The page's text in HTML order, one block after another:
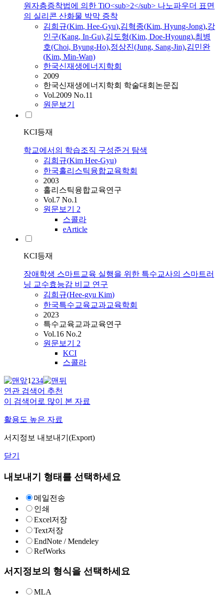
원자층증착법에 의한 TiO<sub>2</sub> 나노파우더 표면
의 실리콘 산화물 박막 증착
김희규(Kim, Hee-Gyu),김혁종(Kim, Hyung-Jong),강
인구(Kang, In-Gu),김도형(Kim, Doe-Hyoung),최병
호(Choi, Byung-Ho),정상진(Jung, Sang-Jin),김민완
(Kim, Min-Wan)
한국신재생에너지학회
2009
한국신재생에너지학회 학술대회논문집
Vol.2009 No.11
원문보기
KCI등재
학교에서의 학습조직 구성준거 탐색
김희규(Kim Hee-Gyu)
한국홀리스틱융합교육학회
2003
홀리스틱융합교육연구
Vol.7 No.1
원문보기 2
스콜라
eArticle
KCI등재
장애학생 스마트교육 실행을 위한 특수교사의 스마트러
닝 교수효능감 비교 연구
김희규(Hee-gyu Kim)
한국특수교육교과교육학회
2023
특수교육교과교육연구
Vol.16 No.2
원문보기 2
KCI
스콜라
1234
연관 검색어 추천
이 검색어로 많이 본 자료
활용도 높은 자료
서지정보 내보내기(Export)
닫기
내보내기 형태를 선택하세요
메일전송
인쇄
Excel저장
Text저장
EndNote / Mendeley
RefWorks
서지정보의 형식을 선택하세요
MLA